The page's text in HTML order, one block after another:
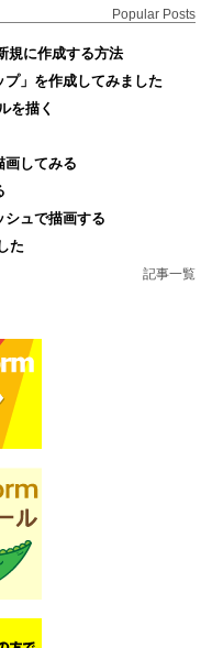
Popular Posts
に作成する方法
」を作成してみました
を描く
してみる
ュで描画する
た
記事一覧